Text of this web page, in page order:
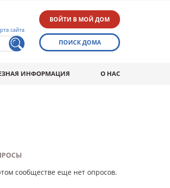
сайта
ВОЙТИ В МОЙ ДОМ
ПОИСК ДОМА
ИНФОРМАЦИЯ О НАС
сообществе еще нет опросов.